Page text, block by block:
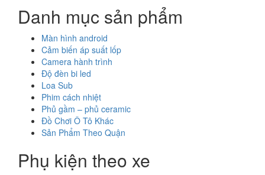
Danh mục sản phẩm
Màn hình android
Cảm biến áp suất lốp
Camera hành trình
Độ đèn bi led
Loa Sub
Phim cách nhiệt
Phủ gầm – phủ ceramic
Đồ Chơi Ô Tô Khác
Sản Phẩm Theo Quận
Phụ kiện theo xe